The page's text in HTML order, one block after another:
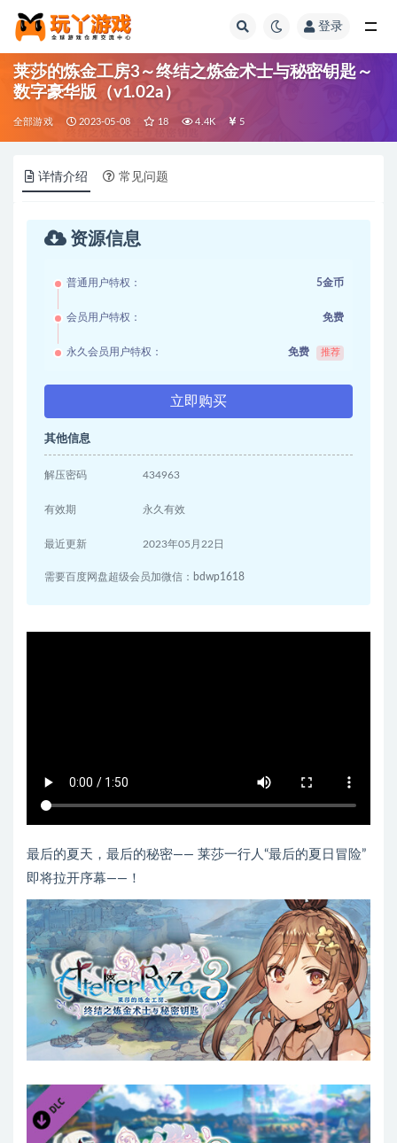
登录
莱莎的炼金工房3～终结之炼金术士与秘密钥匙～
数字豪华版（v1.02a）
全部游戏 2023-05-08 18 4.4K 5
详情介绍 常见问题
资源信息
普通用户特权： 5金币
会员用户特权： 免费
永久会员用户特权： 免费 推荐
立即购买
其他信息
解压密码 434963
有效期 永久有效
最近更新 2023年05月22日
需要百度网盘超级会员加微信：bdwp1618
最后的夏天，最后的秘密—— 莱莎一行人“最后的夏日冒险”
即将拉开序幕——！